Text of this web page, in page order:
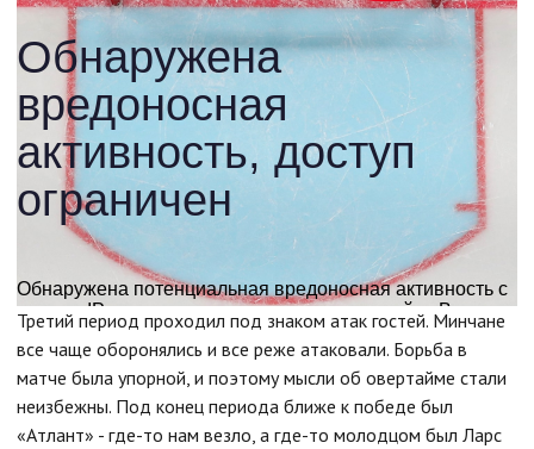
Третий период проходил под знаком атак гостей. Минчане
все чаще оборонялись и все реже атаковали. Борьба в
матче была упорной, и поэтому мысли об овертайме стали
неизбежны. Под конец периода ближе к победе был
«Атлант» - где-то нам везло, а где-то молодцом был Ларс